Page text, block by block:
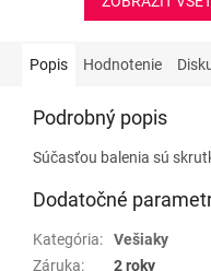
Popis Hodnotenie
Podrobný popis
Súčasťou balenia sú
Dodatočné
Kategória:
Vešiaky
Záruka: 2 roky